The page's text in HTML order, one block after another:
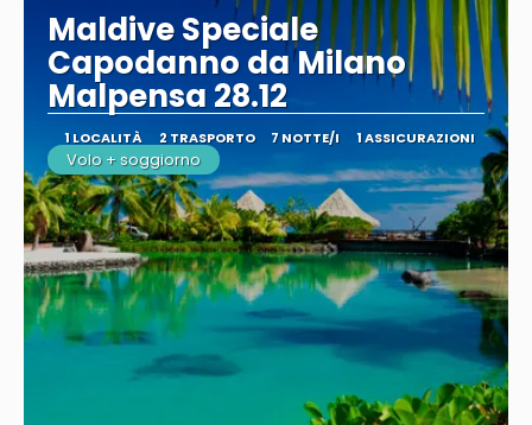
Maldive Speciale
Capodanno da Milano
Malpensa 28.12
1 LOCALITÀ 2 TRASPORTO 7 NOTTE/I 1 ASSICURAZIONI
Volo + soggiorno